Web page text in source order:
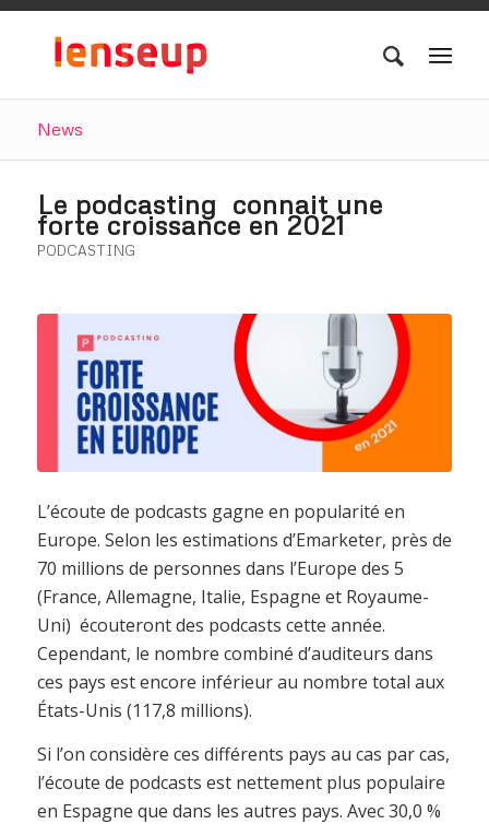
News
Le podcasting connait une
forte croissance en 2021
PODCASTING
L’écoute de podcasts gagne en popularité en
Europe. Selon les estimations d’Emarketer, près de
70 millions de personnes dans l’Europe des 5
(France, Allemagne, Italie, Espagne et Royaume-
Uni) écouteront des podcasts cette année.
Cependant, le nombre combiné d’auditeurs dans
ces pays est encore inférieur au nombre total aux
États-Unis (117,8 millions).
Si l’on considère ces différents pays au cas par cas,
l’écoute de podcasts est nettement plus populaire
en Espagne que dans les autres pays. Avec 30,0 %